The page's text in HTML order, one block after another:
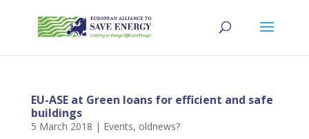
EU-ASE at Green loans for efficient and safe
buildings
5 March 2018 | Events, oldnews?